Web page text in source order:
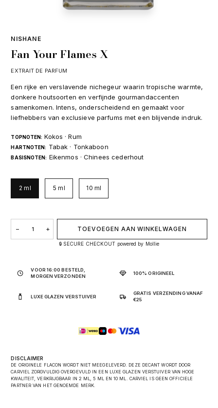
NISHANE
Fan Your Flames X
EXTRAIT DE PARFUM
Een rijke en verslavende nichegeur waarin tropische warmte,
donkere houtsoorten en verfijnde gourmandaccenten
samenkomen. Intens, onderscheidend en gemaakt voor
liefhebbers van exclusieve parfums met een blijvende indruk.
TOPNOTEN: Kokos · Rum
HARTNOTEN: Tabak · Tonkaboon
BASISNOTEN: Eikenmos · Chinees cederhout
2 ml 5 ml 10 ml
−
FAN YOUR FLAMES X AANTAL
+ TOEVOEGEN AAN WINKELWAGEN
🔒 SECURE CHECKOUT powered by Mollie
VOOR 16:00 BESTELD,
MORGEN VERZONDEN
100% ORIGINEEL
LUXE GLAZEN VERSTUIVER
GRATIS VERZENDING VANAF
€25
DISCLAIMER
DE ORIGINELE FLACON WORDT NIET MEEGELEVERD. DEZE DECANT WORDT DOOR
CARVIEL ZORGVULDIG OVERGEVULD IN EEN LUXE GLAZEN VERSTUIVER VAN HOGE
KWALITEIT, VERKRIJGBAAR IN 2 ML, 5 ML EN 10 ML. CARVIEL IS GEEN OFFICIELE
PARTNER VAN HET GENOEMDE MERK.